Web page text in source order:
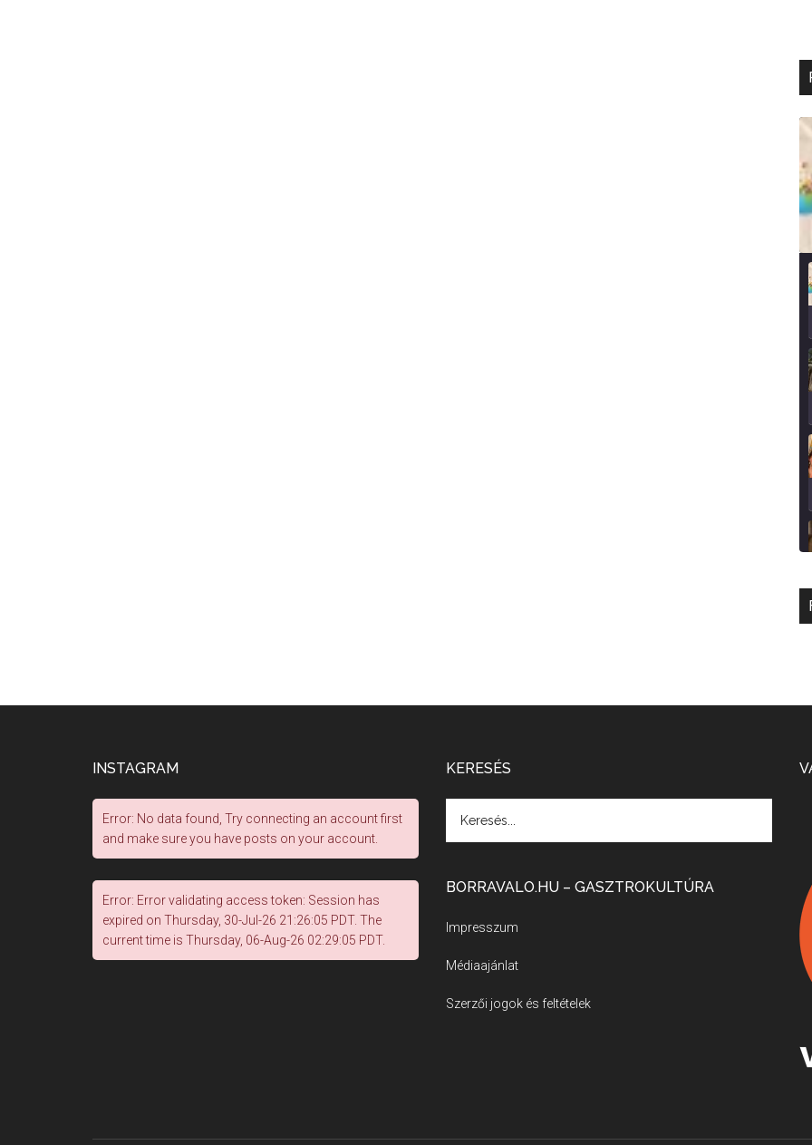
INSTAGRAM
Error: No data found, Try connecting an account first
and make sure you have posts on your account.
Error: Error validating access token: Session has
expired on Thursday, 30-Jul-26 21:26:05 PDT. The
current time is Thursday, 06-Aug-26 02:29:05 PDT.
KERESÉS
BORRAVALO.HU – GASZTROKULTÚRA
Impresszum
Médiaajánlat
Szerzői jogok és feltételek